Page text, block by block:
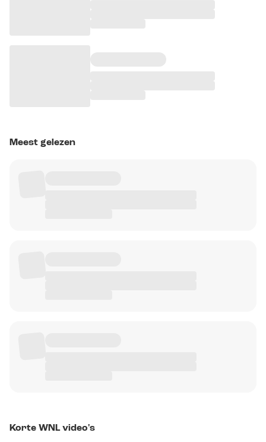
Meest gelezen
Korte WNL video's